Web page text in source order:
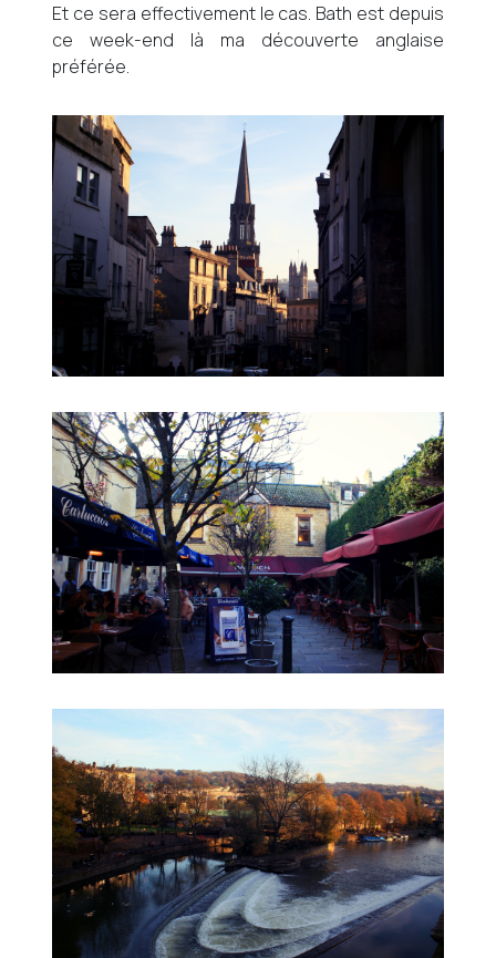
Et ce sera effectivement le cas. Bath est depuis
ce week-end là ma découverte anglaise
préférée.